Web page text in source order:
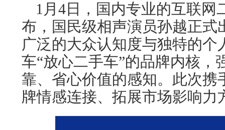
1月4日，国内专业的互联网
布，国民级相声演员孙越正式
广泛的大众认知度与独特的
车“放心二手车”的品牌内核，
靠、省心价值的感知。此次携
牌情感连接、拓展市场影响力